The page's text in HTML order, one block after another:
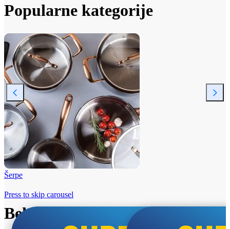
Popularne kategorije
Šerpe
Beko i Tesla super cene
Press to skip carousel